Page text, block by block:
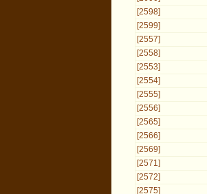
[2598]
[2599]
[2557]
[2558]
[2553]
[2554]
[2555]
[2556]
[2565]
[2566]
[2569]
[2571]
[2572]
[2575]